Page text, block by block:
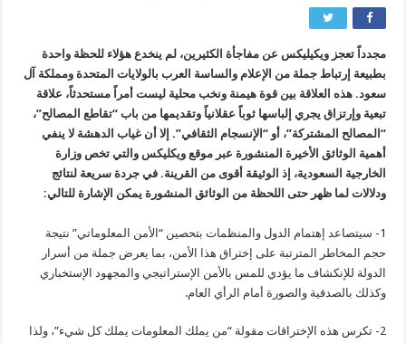
مجدداً تعجز ويكيليكس عن مفاجأة الكثيرين، لم ينخدع هؤلاء للحظة واحدة
بطبيعة إرتباط جملة من الإعلام والساسة العرب بالولايات المتحدة ومملكة آل
سعود. هذه العلاقة بين قوة هيمنة ونخب محلية ليست أمراً مستحدثاً، علاقة
تبعية وإرتزاق يجري إلباسها ثوباً عقلانياً وتقديمها من باب “تقاطع المصالح”،
“المصالح المشتركة”، أو “الإنسجام الثقافي”. إلا أن غياب الدهشة لا ينفي
أهمية الوثائق الأخيرة المنشورة عبر موقع ويكليكس والتي تخص وزارة
الخارجية السعودية، إذ الوثيقة أقوى من القرينة. في جردة سريعة لنتائج
ودلالات لما ظهر حتى اللحظة من الوثائق المنشورة يمكن الإشارة للتالي:
1- سيتصاعد إهتمام الدول والمنظمات بتحصين “الأمن المعلوماتي” نتيجة
حجم المخاطر المترتبة على إختراق هذا الأمن، بما يعرض جملة من أسرار
الدولة للإنكشاف ما يؤدي للمس بالأمن الإستراتيجي والمجهود الإستخباري
وكذلك بالصدقية والصورة أمام الرأي العام.
2- تكرس هذه الإختراقات مقولة “من يملك المعلومات يملك كل شيء”، ولذا